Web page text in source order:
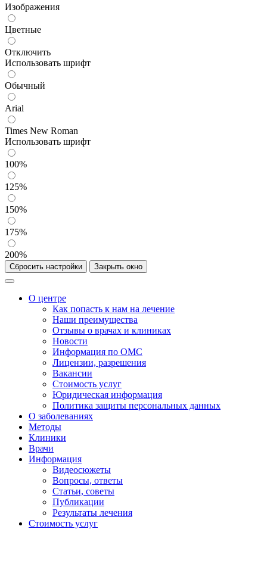
Изображения
Цветные
Отключить
Использовать шрифт
Обычный
Arial
Times New Roman
Использовать шрифт
100%
125%
150%
175%
200%
Сбросить настройки Закрыть окно
О центре
Как попасть к нам на лечение
Наши преимущества
Отзывы о врачах и клиниках
Новости
Информация по ОМС
Лицензии, разрешения
Вакансии
Стоимость услуг
Юридическая информация
Политика защиты персональных данных
О заболеваниях
Методы
Клиники
Врачи
Информация
Видеосюжеты
Вопросы, ответы
Статьи, советы
Публикации
Результаты лечения
Стоимость услуг